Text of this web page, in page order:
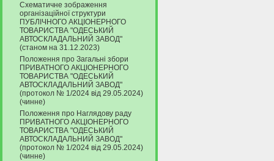
Схематичне зображення
організаційної структури
ПУБЛІЧНОГО АКЦІОНЕРНОГО
ТОВАРИСТВА "ОДЕСЬКИЙ
АВТОСКЛАДАЛЬНИЙ ЗАВОД"
(станом на 31.12.2023)
Положення про Загальні збори
ПРИВАТНОГО АКЦІОНЕРНОГО
ТОВАРИСТВА "ОДЕСЬКИЙ
АВТОСКЛАДАЛЬНИЙ ЗАВОД"
(протокол № 1/2024 від 29.05.2024)
(чинне)
Положення про Наглядову раду
ПРИВАТНОГО АКЦІОНЕРНОГО
ТОВАРИСТВА "ОДЕСЬКИЙ
АВТОСКЛАДАЛЬНИЙ ЗАВОД"
(протокол № 1/2024 від 29.05.2024)
(чинне)